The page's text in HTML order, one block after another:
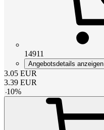
14911
Angebotsdetails anzeigen
3.05 EUR
3.39 EUR
-10%